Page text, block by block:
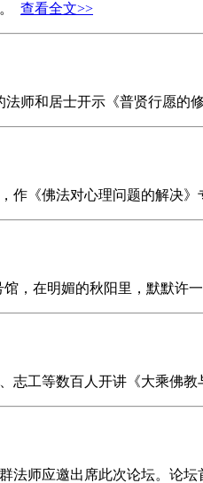
查看全文>>
师和居士开示《普贤行愿的
作《佛法对心理问题的解决》
，在明媚的秋阳里，默默许
志工等数百人开讲《大乘佛
法师应邀出席此次论坛。论